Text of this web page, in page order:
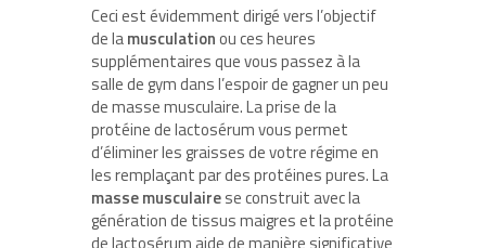
Ceci est évidemment dirigé vers l’objectif
de lamusculationou ces heures
supplémentaires que vous passez à la
salle de gym dans l’espoir de gagner un peu
de masse musculaire. La prise de la
protéine de lactosérum vous permet
d’éliminer les graisses de votre régime en
les remplaçant par des protéines pures. La
masse musculairese construit avec la
génération de tissus maigres et la protéine
de lactosérum aide de manière significative